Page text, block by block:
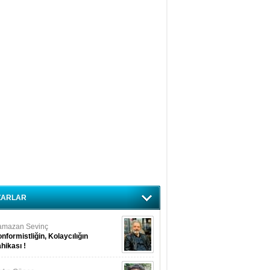
Sevinç
Kolaycılığın
!